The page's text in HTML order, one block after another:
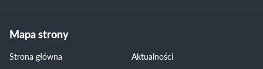
Mapa strony
Strona główna
Aktualności